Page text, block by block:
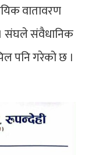
वातावरण
। संघले संवैधानिक
पनि गरेको छ ।